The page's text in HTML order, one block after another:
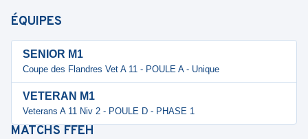
ÉQUIPES
SENIOR M1
Coupe des Flandres Vet A 11 - POULE A - Unique
VETERAN M1
Veterans A 11 Niv 2 - POULE D - PHASE 1
MATCHS FFEH